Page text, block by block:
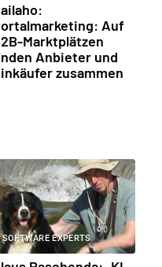
Auf
Marktplätzen
Anbieter und
zusammen
SOFTWARE EXPERTS